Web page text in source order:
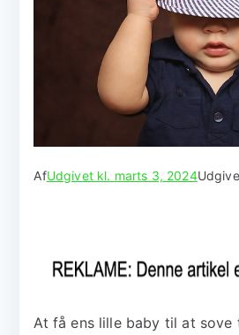
AfUdgivet kl. marts 3, 2024
At få ens lille baby til at